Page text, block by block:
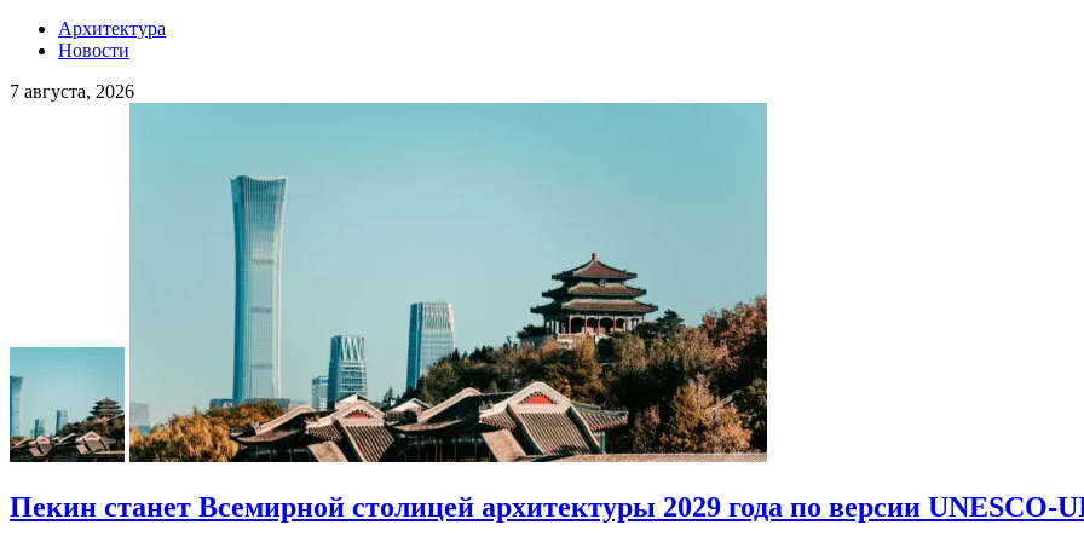
Архитектура
Новости
7 августа, 2026
Пекин станет Всемирной столицей архитектуры 2029 года по версии UNESCO-